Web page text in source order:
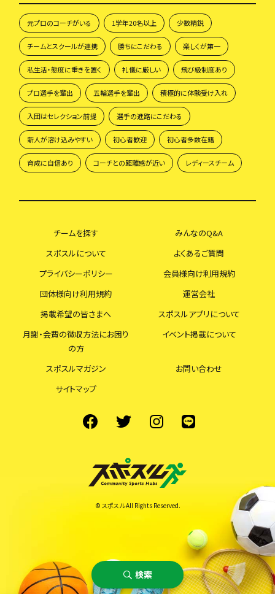
検索
元プロのコーチがいる 1学年20名以上 少数精鋭
チームとスクールが連携 勝ちにこだわる 楽しくが第一
私生活・態度に重きを置く 礼儀に厳しい 飛び級制度あり
プロ選手を輩出 五輪選手を輩出 積極的に体験受け入れ
入団はセレクション前提 選手の進路にこだわる
新人が溶け込みやすい 初心者歓迎 初心者多数在籍
育成に自信あり コーチとの距離感が近い レディースチーム
© スポスル All Rights Reserved.
チームを探す
みんなのQ&A
スポスルについて
よくあるご質問
プライバシーポリシー
会員様向け利用規約
団体様向け利用規約
運営会社
掲載希望の皆さまへ
スポスルアプリについて
月謝・会費の徴収方法にお困り
の方
イベント掲載について
スポスルマガジン
お問い合わせ
サイトマップ